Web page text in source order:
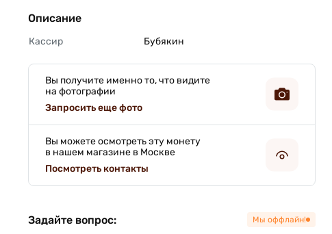
Описание
Кассир Бубякин
Вы получите именно то, что видите
на фотографии
Запросить еще фото
Вы можете осмотреть эту монету
в нашем магазине в Москве
Посмотреть контакты
Задайте вопрос: Мы оффлайн!